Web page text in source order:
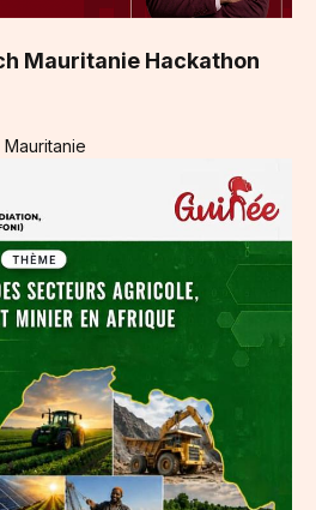
Mauritanie Hackathon